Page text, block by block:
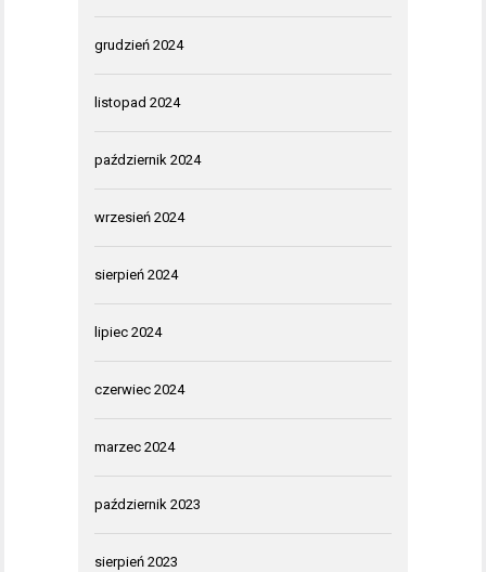
grudzień 2024
listopad 2024
październik 2024
wrzesień 2024
sierpień 2024
lipiec 2024
czerwiec 2024
marzec 2024
październik 2023
sierpień 2023